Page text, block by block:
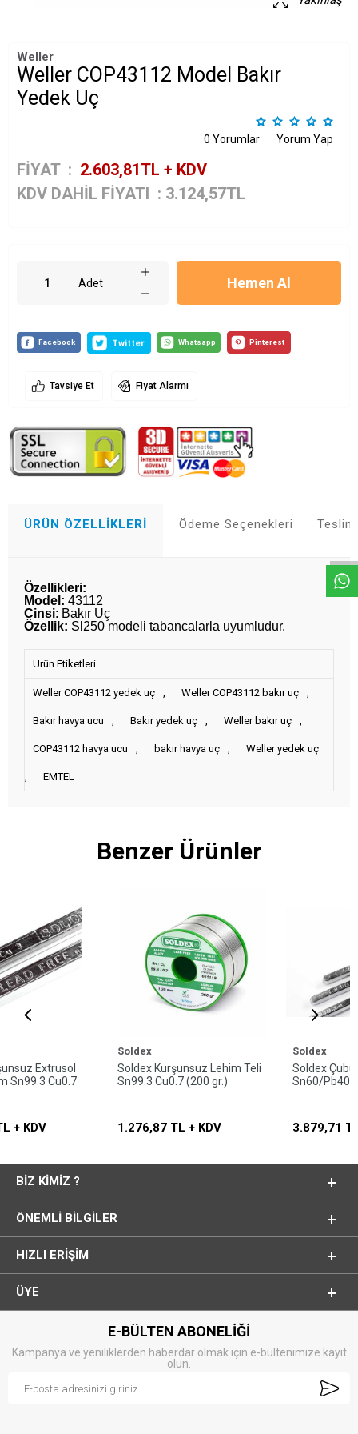
Whatsapp
Weller
Weller COP43112 Model Bakır
Yedek Uç
0 Yorumlar Yorum Yap
FİYAT : 2.603,81TL + KDV
KDV DAHİL FİYATI : 3.124,57TL
Adet Hemen Al
Tavsiye Et Fiyat Alarmı
ÜRÜN ÖZELLIKLERI Ödeme Seçenekleri
Özellikleri:
Model: 43112
Cinsi: Bakır Uç
Özellik: Sl250 modeli tabancalarla uyumludur.
Ürün Etiketleri
Weller COP43112 yedek uç Weller COP43112 bakır uç
Bakır havya ucu Bakır yedek uç Weller bakır uç
COP43112 havya ucu bakır havya uç Weller yedek uç
EMTEL
Benzer Ürünler
Soldex Kurşunsuz Lehim Teli
Sn99.3 Cu0.7 (200 gr.)
1.276,87 TL + KDV
Soldex Çubuk Lehim
Sn60/Pb40
3.879,71 TL + KDV
BIZ KIMIZ ?
ÖNEMLI BILGILER
HIZLI ERIŞIM
ÜYE
E-BÜLTEN ABONELİĞİ
Kampanya ve yeniliklerden haberdar olmak için e-bültenimize kayıt
olun.